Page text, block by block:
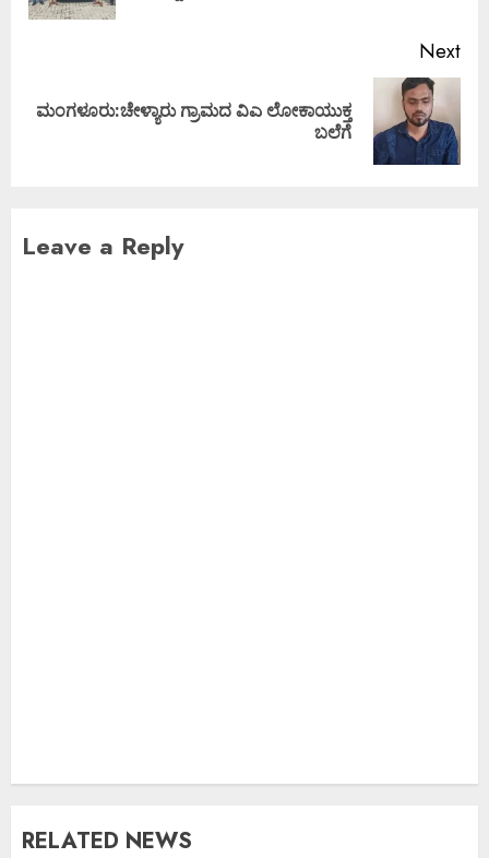
Next
ಮಂಗಳೂರು:ಚೇಳ್ಯಾರು ಗ್ರಾಮದ ವಿಎ ಲೋಕಾಯುಕ್ತ
ಬಲೆಗೆ
Leave a Reply
RELATED NEWS